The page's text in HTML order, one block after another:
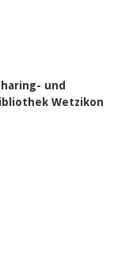
und
Wetzikon